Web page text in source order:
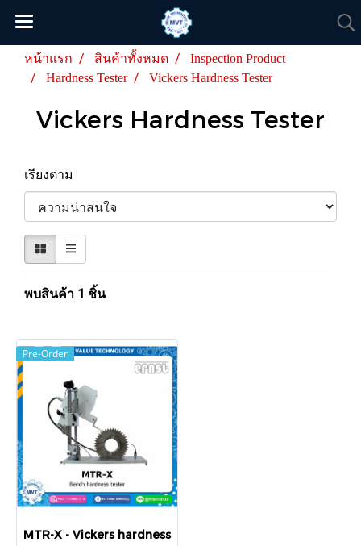
หน้าแรก สินค้าทั้งหมด
Inspection Product
Hardness Tester
Vickers Hardness Tester
Vickers Hardness Tester
เรียงตาม
พบสินค้า 1 ชิ้น
Pre-Order
MTR-X - Vickers hardness